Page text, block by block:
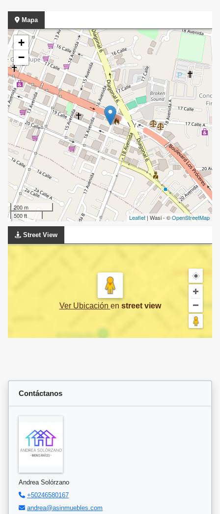
Mapa
+
−
200 m
500 ft
Leaflet | Wasi - ©OpenStreetMap
Street View
Ver Ubicación en street view
Contáctanos
Andrea Solórzano
+50246580167
andrea@asinmuebles.com